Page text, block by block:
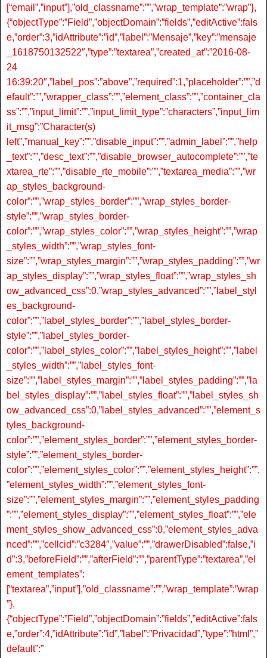
[“email”,”input”],”old_classname”:””,”wrap_template”:”wrap”},
{“objectType”:”Field”,”objectDomain”:”fields”,”editActive”:fals
e,”order”:3,”idAttribute”:”id”,”label”:”Mensaje”,”key”:”mensaje
_1618750132522″,”type”:”textarea”,”created_at”:”2016-08-
24
16:39:20″,”label_pos”:”above”,”required”:1,”placeholder”:””,”d
efault”:””,”wrapper_class”:””,”element_class”:””,”container_cla
ss”:””,”input_limit”:””,”input_limit_type”:”characters”,”input_lim
it_msg”:”Character(s)
left”,”manual_key”:””,”disable_input”:””,”admin_label”:””,”help
_text”:””,”desc_text”:””,”disable_browser_autocomplete”:””,”te
xtarea_rte”:””,”disable_rte_mobile”:””,”textarea_media”:””,”wr
ap_styles_background-
color”:””,”wrap_styles_border”:””,”wrap_styles_border-
style”:””,”wrap_styles_border-
color”:””,”wrap_styles_color”:””,”wrap_styles_height”:””,”wrap
_styles_width”:””,”wrap_styles_font-
size”:””,”wrap_styles_margin”:””,”wrap_styles_padding”:””,”wr
ap_styles_display”:””,”wrap_styles_float”:””,”wrap_styles_sh
ow_advanced_css”:0,”wrap_styles_advanced”:””,”label_styl
es_background-
color”:””,”label_styles_border”:””,”label_styles_border-
style”:””,”label_styles_border-
color”:””,”label_styles_color”:””,”label_styles_height”:””,”label
_styles_width”:””,”label_styles_font-
size”:””,”label_styles_margin”:””,”label_styles_padding”:””,”la
bel_styles_display”:””,”label_styles_float”:””,”label_styles_sh
ow_advanced_css”:0,”label_styles_advanced”:””,”element_s
tyles_background-
color”:””,”element_styles_border”:””,”element_styles_border-
style”:””,”element_styles_border-
color”:””,”element_styles_color”:””,”element_styles_height”:””,
”element_styles_width”:””,”element_styles_font-
size”:””,”element_styles_margin”:””,”element_styles_padding
”:””,”element_styles_display”:””,”element_styles_float”:””,”ele
ment_styles_show_advanced_css”:0,”element_styles_adva
nced”:””,”cellcid”:”c3284″,”value”:””,”drawerDisabled”:false,”i
d”:3,”beforeField”:””,”afterField”:””,”parentType”:”textarea”,”el
ement_templates”:
[“textarea”,”input”],”old_classname”:””,”wrap_template”:”wrap
”},
{“objectType”:”Field”,”objectDomain”:”fields”,”editActive”:fals
e,”order”:4,”idAttribute”:”id”,”label”:”Privacidad”,”type”:”html”,”
default”:”